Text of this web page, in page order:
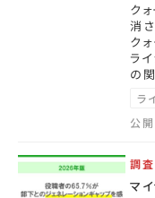
ク
消
ク
ラ
の
ラ
公開
調査
マ